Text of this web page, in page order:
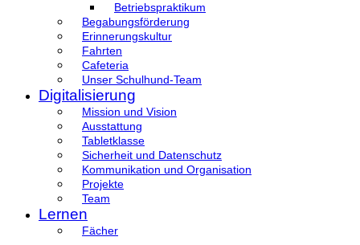
Betriebspraktikum
Begabungsförderung
Erinnerungskultur
Fahrten
Cafeteria
Unser Schulhund-Team
Digitalisierung
Mission und Vision
Ausstattung
Tabletklasse
Sicherheit und Datenschutz
Kommunikation und Organisation
Projekte
Team
Lernen
Fächer